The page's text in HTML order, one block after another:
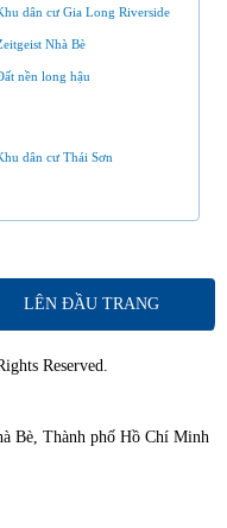
dân cư Gia Long Riverside
Nhà Bè
nền long hậu
dân cư Thái Sơn
LÊN ĐẦU TRANG
Reserved.
Bè, Thành phố Hồ Chí Minh